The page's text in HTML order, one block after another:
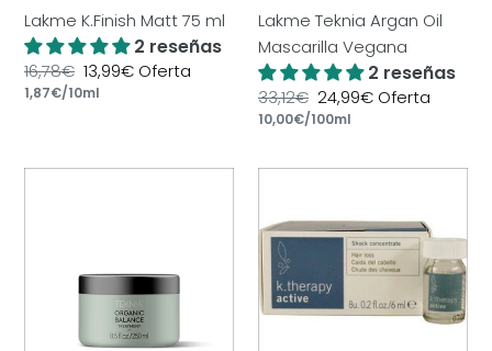
Lakme K.Finish Matt 75 ml
2 reseñas
Precio
habitual
16,78€ Precio
de
13,99€ Oferta
Precio
1,87€/por
10ml
Lakme Teknia Argan Oil
Mascarilla Vegana
2 reseñas
Precio
habitual
33,12€ Precio
de
24,99€ Oferta
Precio
10,00€/por
100ml
Mascarilla
Vegana
Prevención
Concentrado
Activo
8